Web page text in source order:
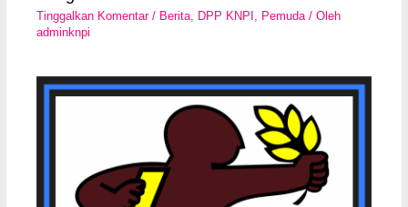
Tinggalkan Komentar / Berita, DPP KNPI , Pemuda/ Oleh
adminknpi